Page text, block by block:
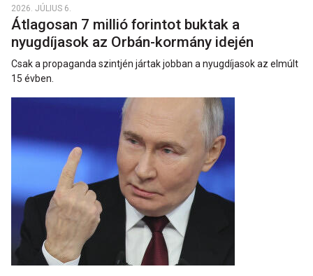
2026. JÚLIUS 6.
Átlagosan 7 millió forintot buktak a
nyugdíjasok az Orbán-kormány idején
Csak a propaganda szintjén jártak jobban a nyugdíjasok az elmúlt
15 évben.